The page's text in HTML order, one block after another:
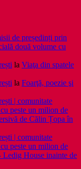
de președinți prin
două volume cu
la Viaţa din spatele
la Foarţă, poezie şi
| comunitate
peste un milion de
de Călin Țopa în
| comunitate
peste un milion de
Ledig House inainte de